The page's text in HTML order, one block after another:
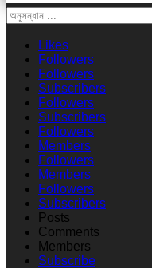
Likes
Followers
Followers
Subscribers
Followers
Subscribers
Followers
Members
Followers
Members
Followers
Subscribers
Posts
Comments
Members
Subscribe